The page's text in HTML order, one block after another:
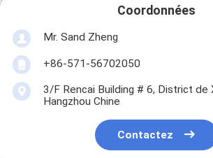
Coordonnées
Mr. Sand Zheng
+86-571-56702050
3/F Rencai Building # 6, District de
Hangzhou Chine
Contactez